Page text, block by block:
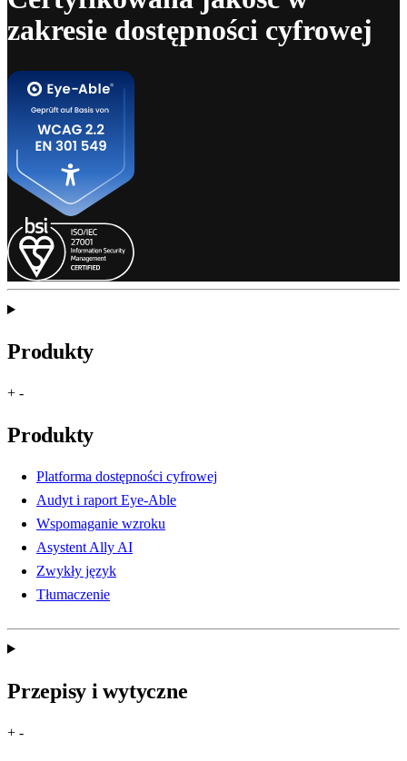
zakresie dostępności cyfrowej
Produkty
+ -
Produkty
Platforma dostępności cyfrowej
Audyt i raport Eye-Able
Wspomaganie wzroku
Asystent Ally AI
Zwykły język
Tłumaczenie
Przepisy i wytyczne
+ -